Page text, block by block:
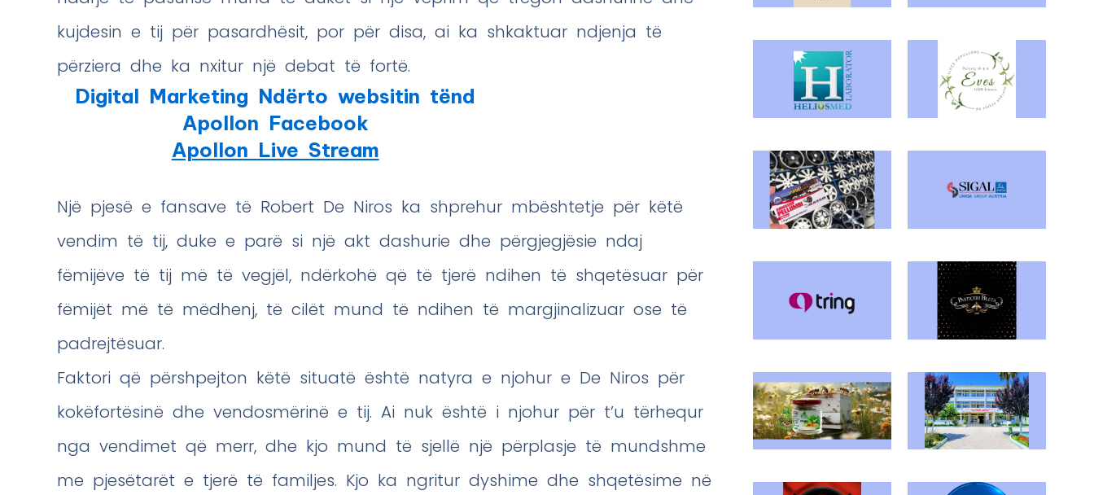
kujdesin e tij për pasardhësit, por për disa, ai ka shkaktuar ndjenja të
përziera dhe ka nxitur një debat të fortë.
Digital Marketing Ndërto websitin tënd
Apollon Facebook
Apollon Live Stream
Një pjesë e fansave të Robert De Niros ka shprehur mbështetje për këtë
vendim të tij, duke e parë si një akt dashurie dhe përgjegjësie ndaj
fëmijëve të tij më të vegjël, ndërkohë që të tjerë ndihen të shqetësuar për
fëmijët më të mëdhenj, të cilët mund të ndihen të margjinalizuar ose të
padrejtësuar.
Faktori që përshpejton këtë situatë është natyra e njohur e De Niros për
kokëfortësinë dhe vendosmërinë e tij. Ai nuk është i njohur për t’u tërhequr
nga vendimet që merr, dhe kjo mund të sjellë një përplasje të mundshme
me pjesëtarët e tjerë të familjes. Kjo ka ngritur dyshime dhe shqetësime në